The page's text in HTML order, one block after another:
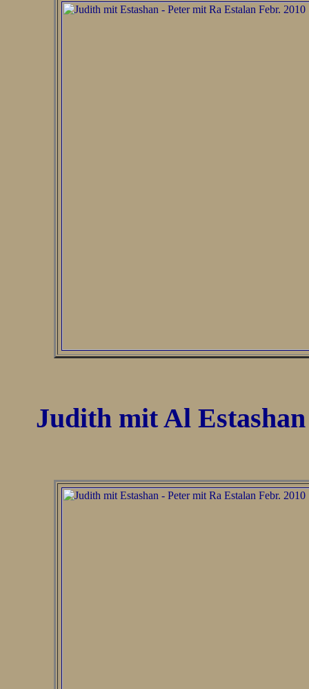
Judith mit Al